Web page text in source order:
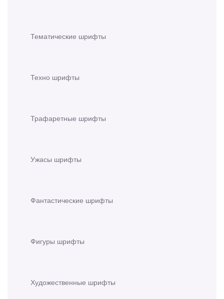
Тематические шрифты
Техно шрифты
Трафаретные шрифты
Ужасы шрифты
Фантастические шрифты
Фигуры шрифты
Художественные шрифты